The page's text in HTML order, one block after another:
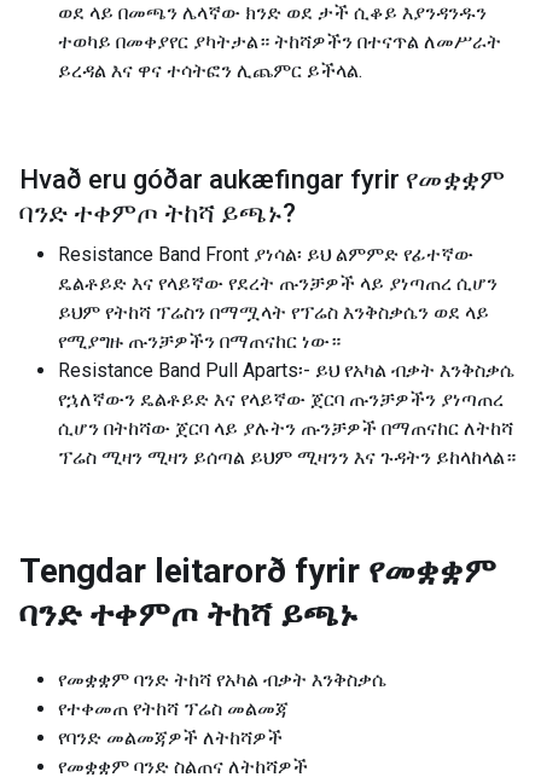
ወደ ላይ በመጫን ሌላኛው ክንድ ወደ ታች ሲቆይ እያንዳንዱን
ተወካይ በመቀያየር ያካትታል። ትከሻዎችን በተናጥል ለመሥራት
ይረዳል እና ዋና ተሳትፎን ሊጨምር ይችላል.
Hvað eru góðar aukæfingar fyrir የመቋቋም
ባንድ ተቀምጦ ትከሻ ይጫኑ?
Resistance Band Front ያነሳል፡ ይህ ልምምድ የፊተኛው
ዴልቶይድ እና የላይኛው የደረት ጡንቻዎች ላይ ያነጣጠረ ሲሆን
ይህም የትከሻ ፕሬስን በማሟላት የፕሬስ እንቅስቃሴን ወደ ላይ
የሚያግዙ ጡንቻዎችን በማጠናከር ነው።
Resistance Band Pull Aparts፡- ይህ የአካል ብቃት እንቅስቃሴ
የኋለኛውን ዴልቶይድ እና የላይኛው ጀርባ ጡንቻዎችን ያነጣጠረ
ሲሆን በትከሻው ጀርባ ላይ ያሉትን ጡንቻዎች በማጠናከር ለትከሻ
ፕሬስ ሚዛን ሚዛን ይሰጣል ይህም ሚዛንን እና ጉዳትን ይከላከላል።
Tengdar leitarorð fyrir የመቋቋም
ባንድ ተቀምጦ ትከሻ ይጫኑ
የመቋቋም ባንድ ትከሻ የአካል ብቃት እንቅስቃሴ
የተቀመጠ የትከሻ ፕሬስ መልመጃ
የባንድ መልመጃዎች ለትከሻዎች
የመቋቋም ባንድ ስልጠና ለትከሻዎች